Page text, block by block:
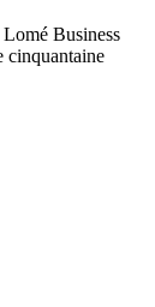
Business
cinquantaine